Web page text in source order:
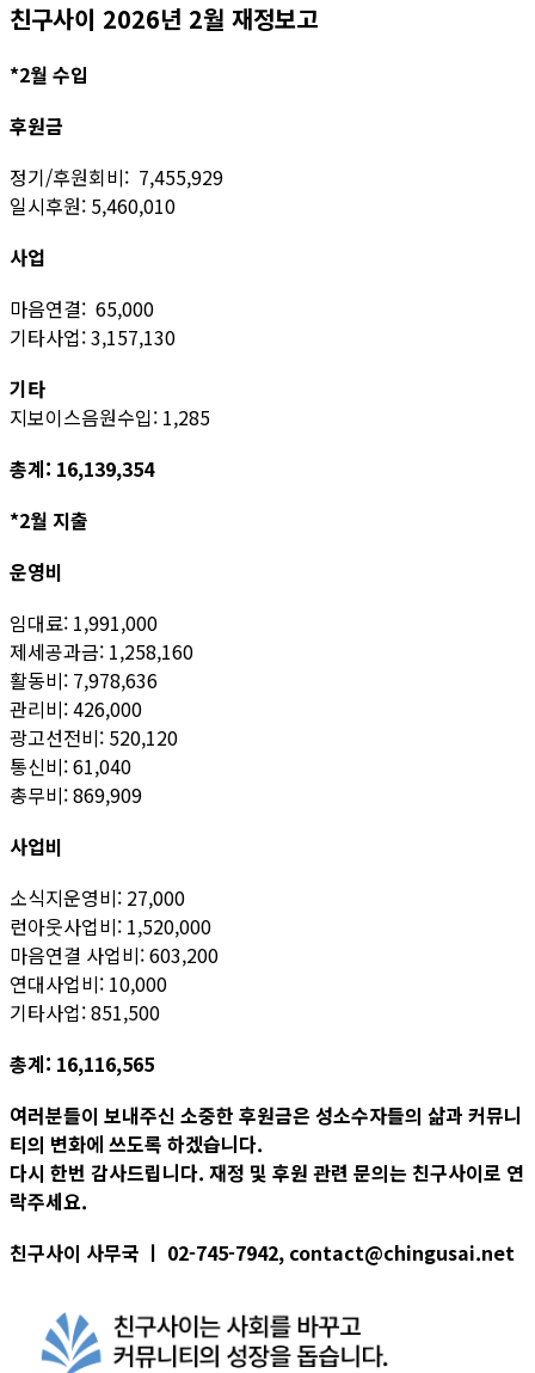
친구사이 2026년 2월 재정보고
*2월 수입
후원금
정기/후원회비: 7,455,929
일시후원: 5,460,010
사업
마음연결: 65,000
기타사업: 3,157,130
기타
지보이스음원수입: 1,285
총계: 16,139,354
*2월 지출
운영비
임대료: 1,991,000
제세공과금: 1,258,160
활동비: 7,978,636
관리비: 426,000
광고선전비: 520,120
통신비: 61,040
총무비: 869,909
사업비
소식지운영비: 27,000
런아웃사업비: 1,520,000
마음연결 사업비: 603,200
연대사업비: 10,000
기타사업: 851,500
총계: 16,116,565
여러분들이 보내주신 소중한 후원금은 성소수자들의 삶과 커뮤니
티의 변화에 쓰도록 하겠습니다.
다시 한번 감사드립니다. 재정 및 후원 관련 문의는 친구사이로 연
락주세요.
친구사이 사무국 ㅣ 02-745-7942, contact@chingusai.net